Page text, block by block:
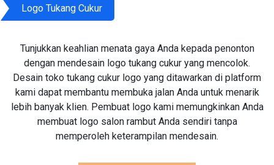
Logo Tukang Cukur
Tunjukkan keahlian menata gaya Anda kepada penonton
dengan mendesain logo tukang cukur yang mencolok.
Desain toko tukang cukur logo yang ditawarkan di platform
kami dapat membantu membuka jalan Anda untuk menarik
lebih banyak klien. Pembuat logo kami memungkinkan Anda
membuat logo salon rambut Anda sendiri tanpa
memperoleh keterampilan mendesain.